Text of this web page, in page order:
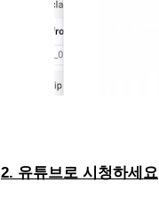
2. 유튜브로 시청하세요